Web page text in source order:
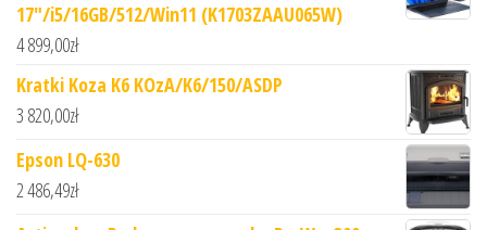
17"/i5/16GB/512/Win11 (K1703ZAAU065W)
4 899,00zł
Kratki Koza K6 KOzA/K6/150/ASDP
3 820,00zł
Epson LQ-630
2 486,49zł